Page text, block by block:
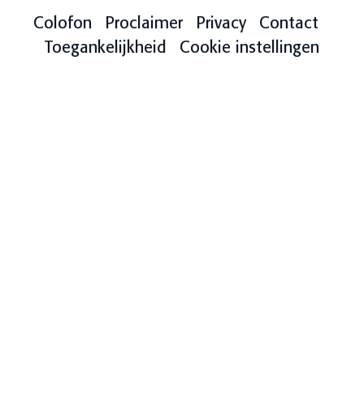
Colofon Proclaimer Privacy
Contact
Toegankelijkheid
Cookie instellingen